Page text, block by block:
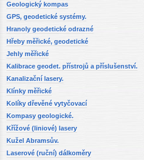
Geologický kompas
GPS, geodetické systémy.
Hranoly geodetické odrazné
Hřeby měřické, geodetické
Jehly měřické
Kalibrace geodet. přístrojů a příslušenství.
Kanalizační lasery.
Klínky měřické
Kolíky dřevěné vytyčovací
Kompasy geologické.
Křížové (liniové) lasery
Kužel Abramsův.
Laserové (ruční) dálkoměry